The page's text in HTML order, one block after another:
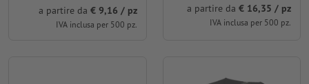
a partire da € 9,16 / pz
IVA inclusa per 500 pz.
a partire da € 16,35 / pz
IVA inclusa per 500 pz.